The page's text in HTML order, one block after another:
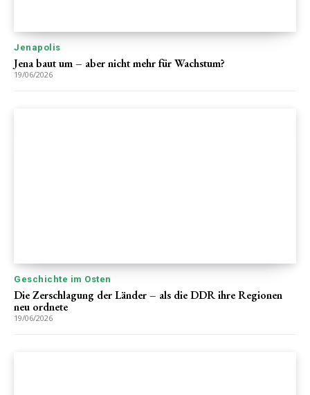
Jenapolis
Jena baut um – aber nicht mehr für Wachstum?
19/06/2026
Geschichte im Osten
Die Zerschlagung der Länder – als die DDR ihre Regionen
neu ordnete
19/06/2026